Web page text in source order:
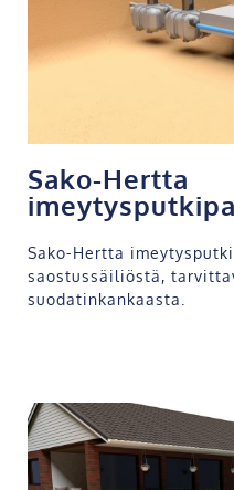
Sako-Hertta
Sako-Hertta
saostussäiliöstä,
suodatinkankaasta.